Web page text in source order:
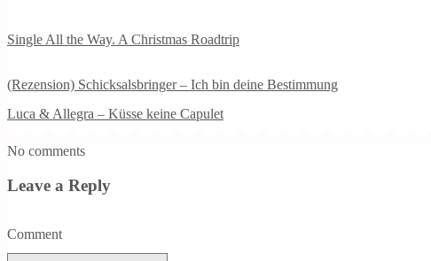
Single All the Way. A Christmas Roadtrip
(Rezension) Schicksalsbringer – Ich bin deine Bestimmung
Luca & Allegra – Küsse keine Capulet
No comments
Leave a Reply
Comment